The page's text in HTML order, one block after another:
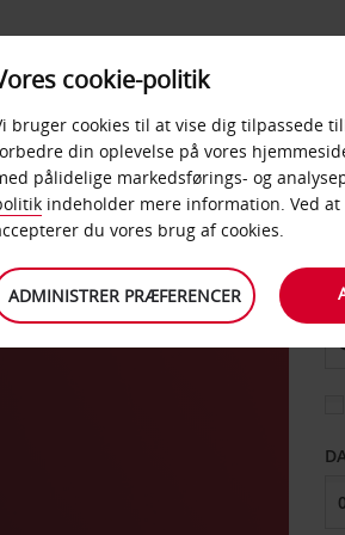
PRODUKTER &
KONTORER
cookie-politik
bruger cookies til at vise dig tilpassede
din oplevelse på vores
pålidelige markedsførings- og
indeholder mere information. Ved at
du vores brug af cookies.
ADMINISTRER PRÆFERENCER